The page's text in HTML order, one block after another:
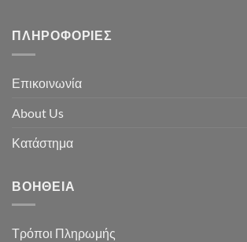
ΠΛΗΡΟΦΟΡΊΕΣ
Επικοινωνία
About Us
Κατάστημα
ΒΟΉΘΕΙΑ
Τρόποι Πληρωμής